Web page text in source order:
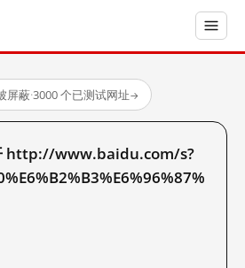
屏蔽·3000 个已测试网址→
http://www.baidu.com/s?